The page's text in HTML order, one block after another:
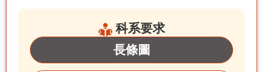
科系要求
長條圖